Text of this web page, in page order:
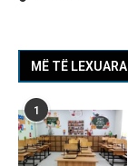
MË TË LEXUARA
1